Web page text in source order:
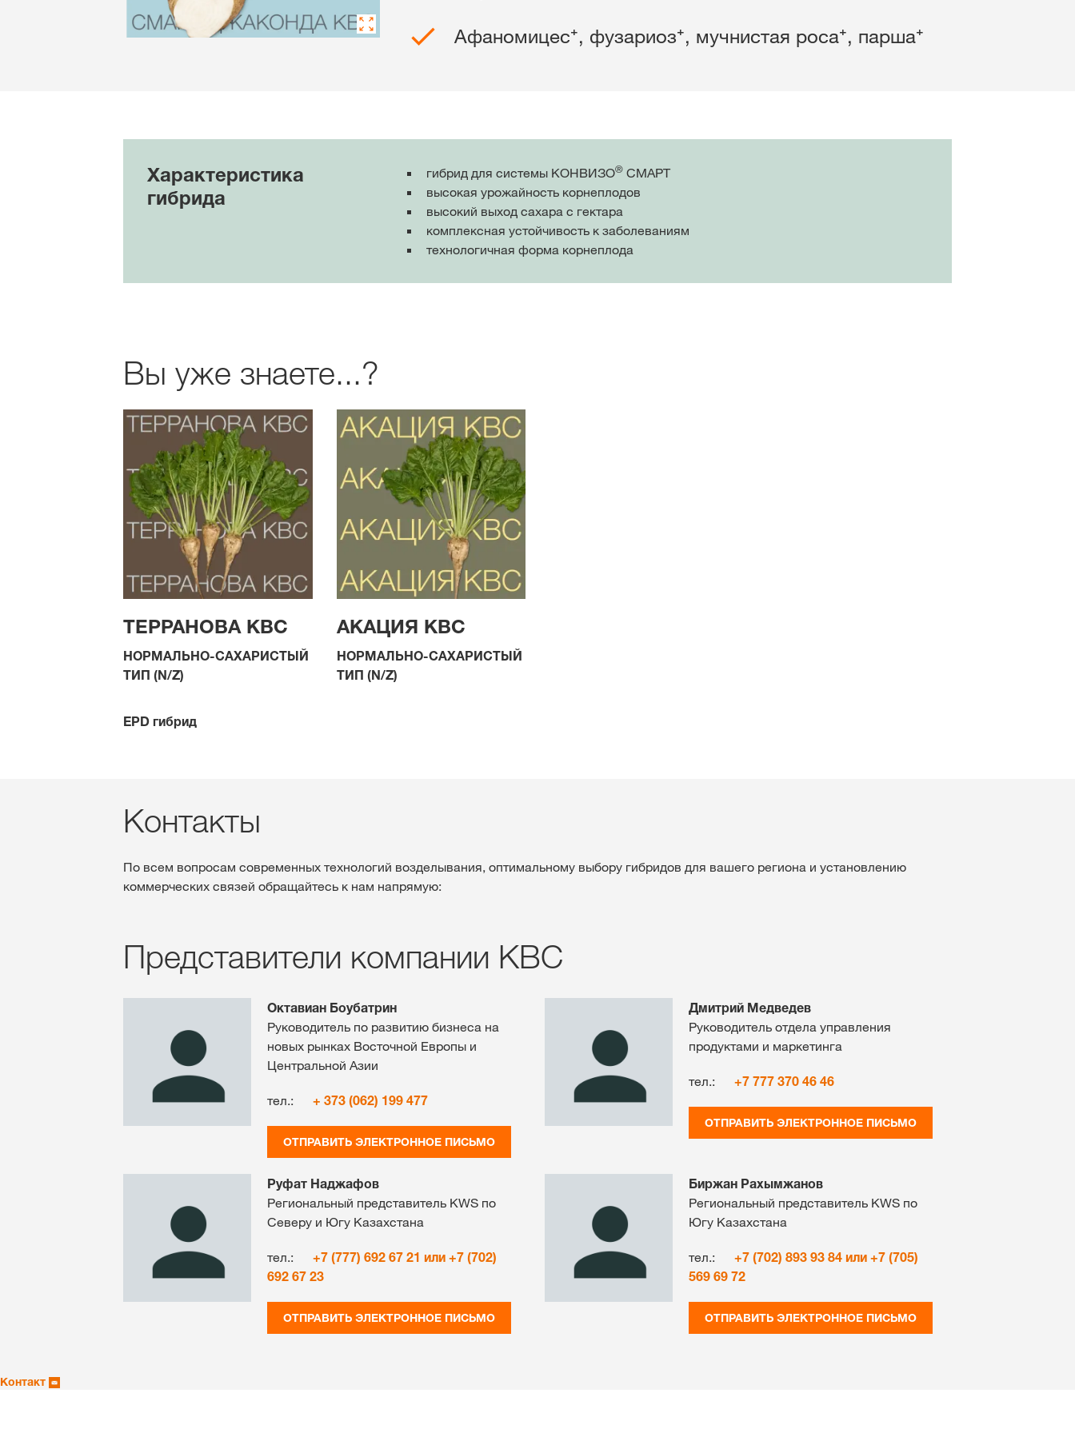
Афаномицес⁺, фузариоз⁺, мучнистая роса⁺, парша⁺
Характеристика
гибрида
гибрид для системы КОНВИЗО® СМАРТ
высокая урожайность корнеплодов
высокий выход сахара с гектара
комплексная устойчивость к заболеваниям
технологичная форма корнеплода
Вы уже знаете...?
ТЕРРАНОВА КВС
НОРМАЛЬНО-САХАРИСТЫЙ
ТИП (N/Z)
EPD гибрид
АКАЦИЯ КВС
НОРМАЛЬНО-САХАРИСТЫЙ
ТИП (N/Z)
Контакты
По всем вопросам современных технологий возделывания, оптимальному выбору гибридов для вашего региона и установлению
коммерческих связей обращайтесь к нам напрямую:
Представители компании КВС
Октавиан Боубатрин
Руководитель по развитию бизнеса на
новых рынках Восточной Европы и
Центральной Азии
тел.: + 373 (062) 199 477
ОТПРАВИТЬ ЭЛЕКТРОННОЕ ПИСЬМО
Дмитрий Медведев
Руководитель отдела управления
продуктами и маркетинга
тел.: +7 777 370 46 46
ОТПРАВИТЬ ЭЛЕКТРОННОЕ ПИСЬМО
Руфат Наджафов
Региональный представитель KWS по
Северу и Югу Казахстана
тел.:
+7 (777) 692 67 21 или +7 (702)
692 67 23
ОТПРАВИТЬ ЭЛЕКТРОННОЕ ПИСЬМО
Биржан Рахымжанов
Региональный представитель KWS по
Югу Казахстана
тел.:
+7 (702) 893 93 84 или +7 (705)
569 69 72
ОТПРАВИТЬ ЭЛЕКТРОННОЕ ПИСЬМО
Контакт